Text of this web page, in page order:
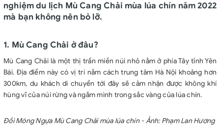
nghiệm du lịch Mù Cang Chải mùa lúa chín năm 2022
mà bạn không nên bỏ lỡ.
1. Mù Cang Chải ở đâu?
Mù Cang Chải là một thị trấn miền núi nhỏ nằm ở phía Tây tỉnh Yên
Bái. Địa điểm này có vị trí nằm cách trung tâm Hà Nội khoảng hơn
300km, du khách di chuyển tới đây sẽ cảm nhận được không khí
hùng vĩ của núi rừng và ngắm mình trong sắc vàng của lúa chín.
Đồi Móng Ngựa Mù Cang Chải mùa lúa chín - Ảnh: Phạm Lan Hương